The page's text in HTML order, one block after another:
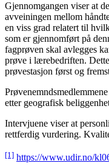
Gjennomgangen viser at
avveiningen mellom
en viss grad relatert til
som er gjennomført på
fagprøven skal avlegges
prøve i lærebedriften.
prøvestasjon først og
etter geografisk
Intervjuene viser at
rettferdig vurdering.
[1] https://www.udir.no/